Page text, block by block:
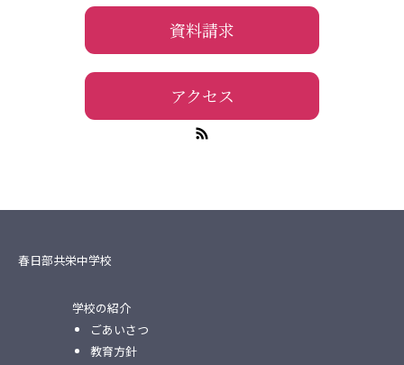
資料請求
アクセス
春日部共栄中学校
学校の紹介
ごあいさつ
教育方針